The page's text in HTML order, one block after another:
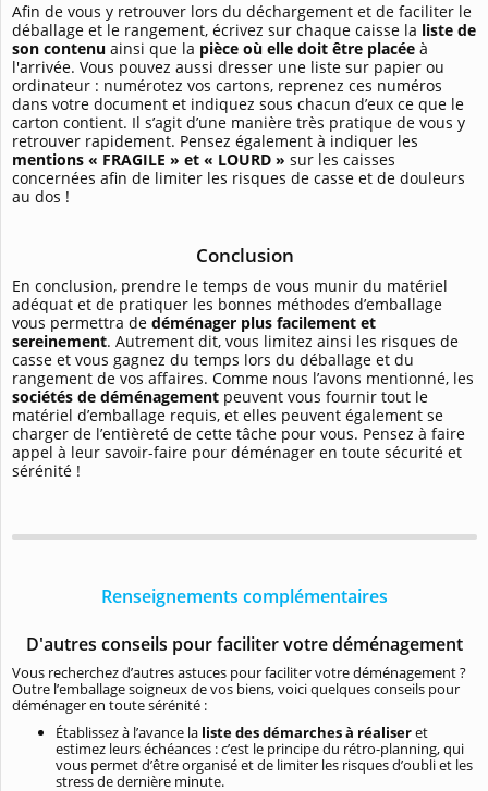
Afin de vous y retrouver lors du déchargement et de faciliter le
déballage et le rangement, écrivez sur chaque caisse la liste de
son contenu ainsi que la pièce où elle doit être placée à
l'arrivée. Vous pouvez aussi dresser une liste sur papier ou
ordinateur : numérotez vos cartons, reprenez ces numéros
dans votre document et indiquez sous chacun d’eux ce que le
carton contient. Il s’agit d’une manière très pratique de vous y
retrouver rapidement. Pensez également à indiquer les
mentions « FRAGILE » et « LOURD » sur les caisses
concernées afin de limiter les risques de casse et de douleurs
au dos !
Conclusion
En conclusion, prendre le temps de vous munir du matériel
adéquat et de pratiquer les bonnes méthodes d’emballage
vous permettra de déménager plus facilement et
sereinement. Autrement dit, vous limitez ainsi les risques de
casse et vous gagnez du temps lors du déballage et du
rangement de vos affaires. Comme nous l’avons mentionné, les
sociétés de déménagement peuvent vous fournir tout le
matériel d’emballage requis, et elles peuvent également se
charger de l’entièreté de cette tâche pour vous. Pensez à faire
appel à leur savoir-faire pour déménager en toute sécurité et
sérénité !
Renseignements complémentaires
D'autres conseils pour faciliter votre déménagement
Vous recherchez d’autres astuces pour faciliter votre déménagement ?
Outre l’emballage soigneux de vos biens, voici quelques conseils pour
déménager en toute sérénité :
Établissez à l’avance la liste des démarches à réaliseret
estimez leurs échéances : c’est le principe du rétro-planning, qui
vous permet d’être organisé et de limiter les risques d’oubli et les
stress de dernière minute.